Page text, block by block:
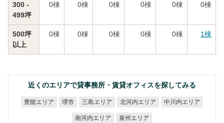
300 -
499坪
0棟 0棟 0棟 0棟 0棟 0棟
500坪
以上
0棟 0棟 0棟 0棟 0棟 1棟
近くのエリアで貸事務所・賃貸オフィスを探してみる
豊能エリア 堺市 三島エリア 北河内エリア 中川内エリア
南河内エリア 泉州エリア